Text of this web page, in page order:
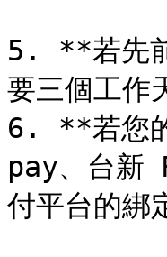
5. **若先前
要三個工作
6. **若您
pay、台
付平台的綁